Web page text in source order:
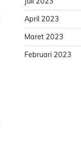
April 2023
Maret 2023
Februari 2023